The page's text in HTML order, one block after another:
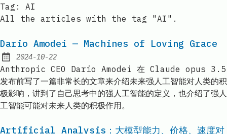
Tag: AI
All the articles with the tag "AI".
Dario Amodei — Machines of Loving Grace
Published:
2024-10-22
Anthropic CEO Dario Amodei 在 Claude opus 3.5
发布前写了一篇非常长的文章来介绍未来强人工智能对人类的积
极影响，讲到了自己思考中的强人工智能的定义，也介绍了强人
工智能可能对未来人类的积极作用。
Artificial Analysis：大模型能力、价格、速度对